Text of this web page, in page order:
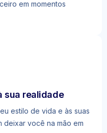
em momentos
sua realidade
estilo de vida e às suas
deixar você na mão em